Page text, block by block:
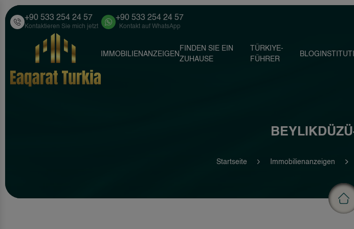
+90 533 254 24 57
Kontaktieren Sie mich jetzt
+90 533 254 24 57
Kontakt auf WhatsApp
IMMOBILIENANZEIGEN
FINDEN SIE EIN
ZUHAUSE
TÜRKIYE-
FÜHRER
BLOG
Startseite Immobilienanzeigen